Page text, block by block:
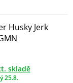
Husky Jerk
skladě
25.8.